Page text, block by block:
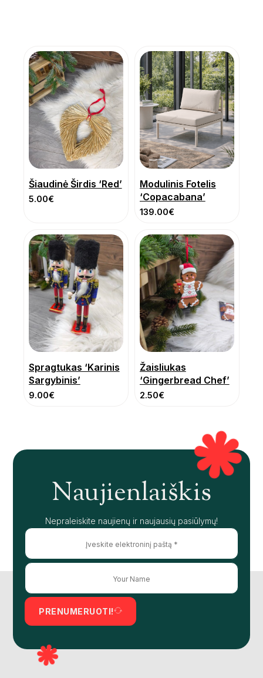
Šiaudinė Širdis ‘Red’
5.00€
Modulinis Fotelis
‘Copacabana’
139.00€
Spragtukas ‘Karinis
Sargybinis’
9.00€
Žaisliukas
‘Gingerbread Chef’
2.50€
Naujienlaiškis
Nepraleiskite naujienų ir naujausių pasiūlymų!
PRENUMERUOTI!